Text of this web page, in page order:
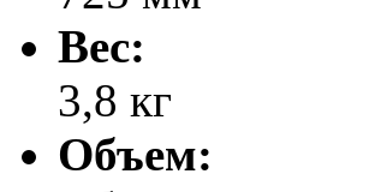
Вес:
3,8 кг
Объем: